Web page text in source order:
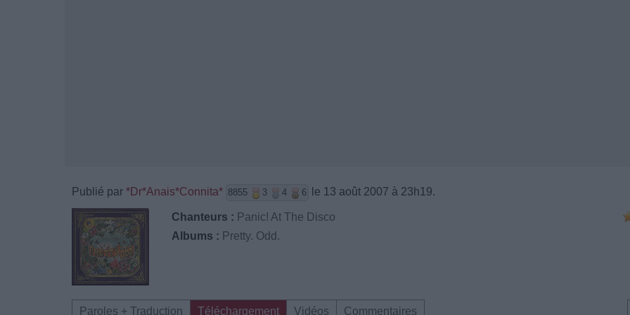
Publié par *Dr*Anais*Connita* 8855 3 4 6 le 13 août 2007 à 23h19.
Chanteurs : Panic! At The Disco
Albums : Pretty. Odd.
Paroles + Traduction Téléchargement Vidéos Commentaires